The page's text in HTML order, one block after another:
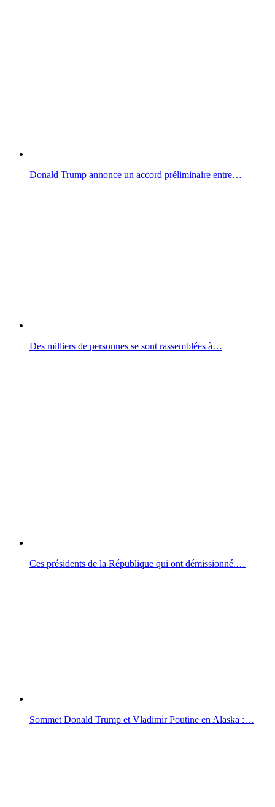
Donald Trump annonce un accord préliminaire entre…
Des milliers de personnes se sont rassemblées à…
Ces présidents de la République qui ont démissionné.…
Sommet Donald Trump et Vladimir Poutine en Alaska :…